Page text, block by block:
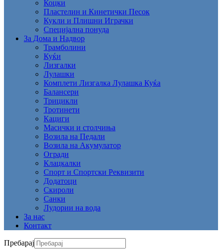
Коцки
Пластелин и Кинетички Песок
Кукли и Плишни Играчки
Специјална понуда
За Дома и Надвор
Трамболини
Куќи
Лизгалки
Лулашки
Комплети Лизгалка Лулашка Куќа
Балансери
Трицикли
Тротинети
Кациги
Mасички и столчиња
Возила на Педали
Возила на Акумулатор
Огради
Клацкалки
Спорт и Спортски Реквизити
Додатоци
Скироли
Санки
Лудории на вода
За нас
Контакт
Пребарај